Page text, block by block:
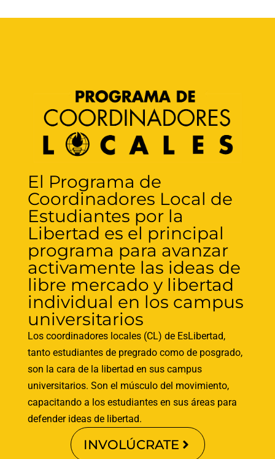
El Programa de
Coordinadores Local de
Estudiantes por la
Libertad es el principal
programa para avanzar
activamente las ideas de
libre mercado y libertad
individual en los campus
universitarios
Los coordinadores locales (CL) de EsLibertad,
tanto estudiantes de pregrado como de posgrado,
son la cara de la libertad en sus campus
universitarios. Son el músculo del movimiento,
capacitando a los estudiantes en sus áreas para
defender ideas de libertad.
INVOLÚCRATE